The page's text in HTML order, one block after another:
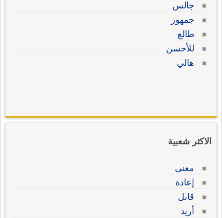
جالس
جمهور
طالع
للأحسن
هالي
الاكثر شعبية
معنى
إعادة
قابل
أريد